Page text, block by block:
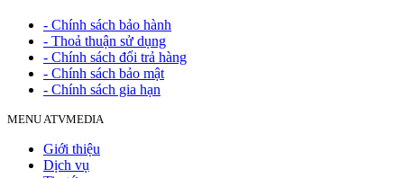
- Chính sách bảo hành
- Thoả thuận sử dụng
- Chính sách đổi trả hàng
- Chính sách bảo mật
- Chính sách gia hạn
MENU ATVMEDIA
Giới thiệu
Dịch vụ